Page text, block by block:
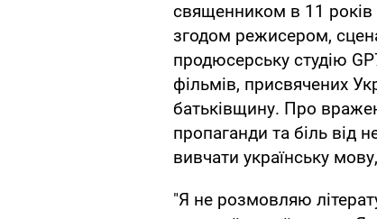
священником в 11 років
згодом режисером,
продюсерську студію
фільмів, присвячених
батьківщину. Про
пропаганди та біль від
вивчати українську
"Я не розмовляю